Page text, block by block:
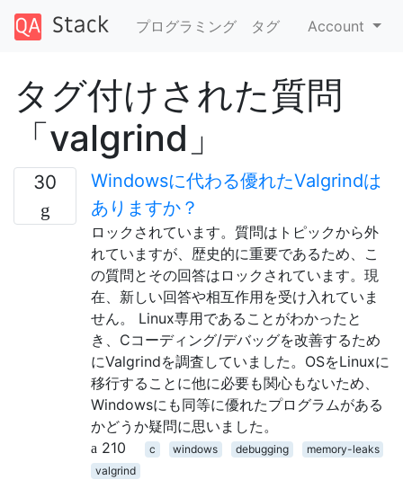
プログラミング タグ Account
タグ付けされた質問
「valgrind」
30
Windowsに代わる優れたValgrindは
ありますか？
ロックされています。質問はトピックから外
れていますが、歴史的に重要であるため、こ
の質問とその回答はロックされています。現
在、新しい回答や相互作用を受け入れていま
せん。 Linux専用であることがわかったと
き、Cコーディング/デバッグを改善するため
にValgrindを調査していました。OSをLinuxに
移行することに他に必要も関心もないため、
Windowsにも同等に優れたプログラムがある
かどうか疑問に思いました。
210
c windows debugging
memory-leaks
valgrind